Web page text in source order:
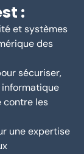
:
et systèmes
des
sécuriser,
contre les
une expertise